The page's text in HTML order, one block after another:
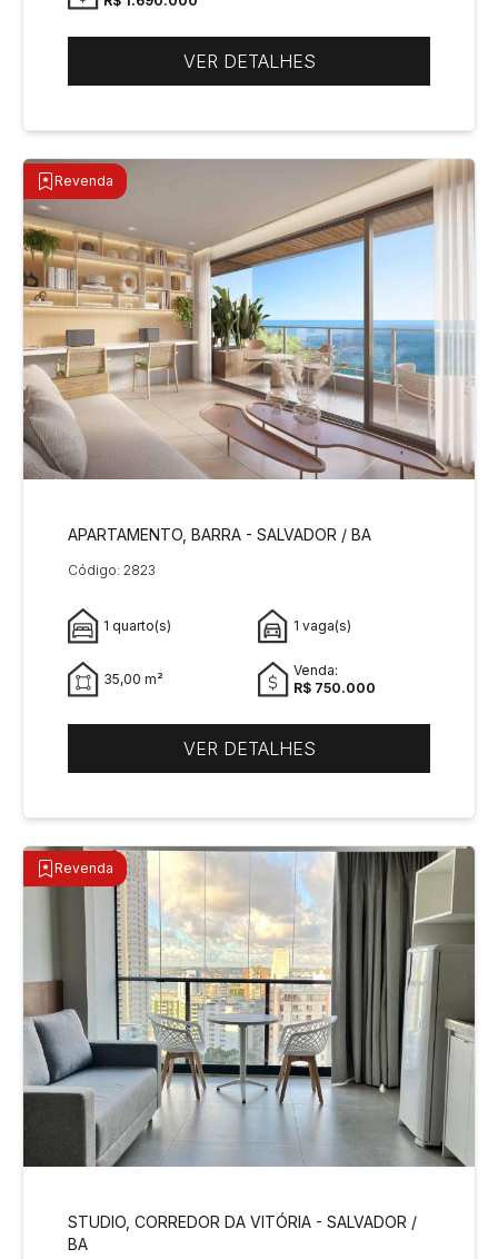
VER DETALHES
Revenda
APARTAMENTO, BARRA - SALVADOR / BA
Código: 2823
1 quarto(s) 1 vaga(s)
35,00 m²
Venda:
R$ 750.000
VER DETALHES
Revenda
STUDIO, CORREDOR DA VITÓRIA - SALVADOR /
BA